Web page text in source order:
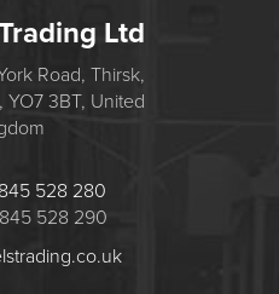
Ltd
Road, Thirsk,
YO7 3BT, United
528 280
528 290